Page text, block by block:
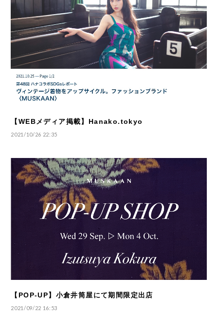
【WEBメディア掲載】Hanako.tokyo
2021/10/26 22:35
【POP-UP】小倉井筒屋にて期間限定出店
2021/09/22 16:53